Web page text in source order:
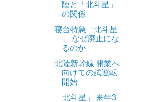
陸と「北斗星」
の関係
寝台特急「北斗星
」 なぜ廃止にな
るのか
北陸新幹線 開業へ
向けての試運転
開始
「北斗星」 来年3